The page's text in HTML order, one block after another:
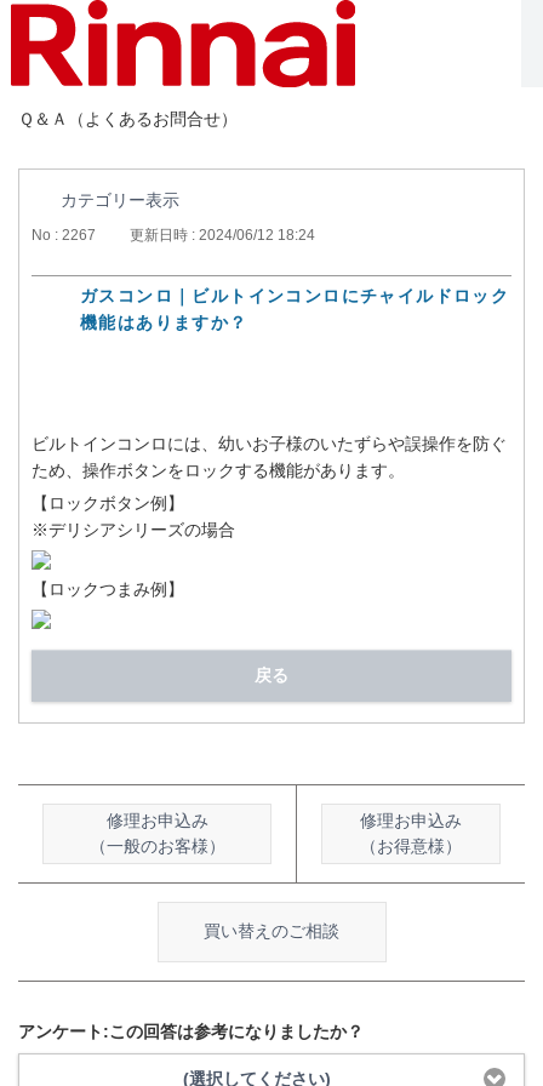
Ｑ＆Ａ（よくあるお問合せ）
カテゴリー表示
No : 2267 更新日時 : 2024/06/12 18:24
ガスコンロ｜ビルトインコンロにチャイルドロック
機能はありますか？
ビルトインコンロには、幼いお子様のいたずらや誤操作を防ぐ
ため、操作ボタンをロックする機能があります。
【ロックボタン例】
※デリシアシリーズの場合
【ロックつまみ例】
戻る
修理お申込み
（一般のお客様）
修理お申込み
（お得意様）
買い替えのご相談
アンケート:この回答は参考になりましたか？
(選択してください)